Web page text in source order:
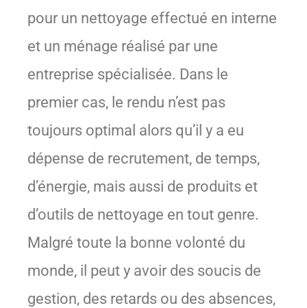
pour un nettoyage effectué en interne
et un ménage réalisé par une
entreprise spécialisée. Dans le
premier cas, le rendu n’est pas
toujours optimal alors qu’il y a eu
dépense de recrutement, de temps,
d’énergie, mais aussi de produits et
d’outils de nettoyage en tout genre.
Malgré toute la bonne volonté du
monde, il peut y avoir des soucis de
gestion, des retards ou des absences,